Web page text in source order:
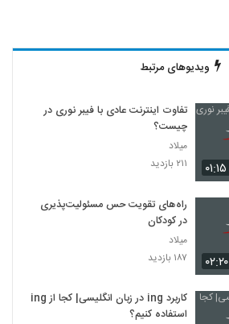
ویدیوهای مرتبط
۰۱:۱۵
تفاوت اینترنت عادی با فیبر نوری در
چیست؟
میلاد
۲۱۱ بازدید
۰۲:۲۰
راه‌های تقویت حس مسئولیت‌پذیری
در کودکان
میلاد
۱۸۷ بازدید
کاربرد ing در زبان انگلیسی| کجا از ing
استفاده کنیم؟